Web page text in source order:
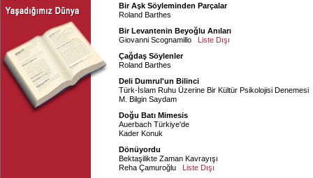
Bir Aşk Söyleminden Parçalar
Roland Barthes
Bir Levantenin Beyoğlu Anıları
Giovanni Scognamillo
Liste Dışı
Çağdaş Söylenler
Roland Barthes
Deli Dumrul'un Bilinci
Türk-İslam Ruhu Üzerine Bir Kültür Psikolojisi Denemesi
M. Bilgin Saydam
Doğu Batı Mimesis
Auerbach Türkiye'de
Kader Konuk
Dönüyordu
Bektaşilikte Zaman Kavrayışı
Reha Çamuroğlu
Liste Dışı